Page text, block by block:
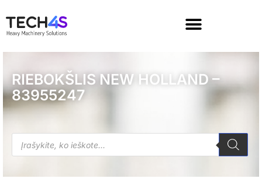
RIEBOKŠLIS NEW HOLLAND –
83955247